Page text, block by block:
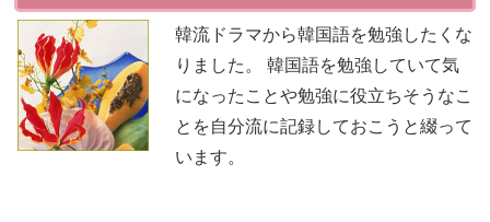
韓流ドラマから韓国語を勉強したくな
りました。 韓国語を勉強していて気
になったことや勉強に役立ちそうなこ
とを自分流に記録しておこうと綴って
います。